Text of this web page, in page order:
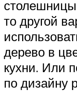
то другой
дерево в
кухни. Или
по дизайну